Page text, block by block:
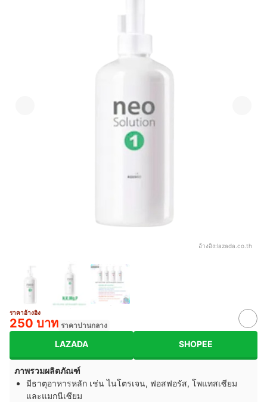
อ้างอิง:lazada.co.th
ราคาอ้างอิง
250 บาท ราคาปานกลาง
LAZADA SHOPEE
ภาพรวมผลิตภัณฑ์
มีธาตุอาหารหลัก เช่น ไนโตรเจน, ฟอสฟอรัส, โพแทสเซียม
และแมกนีเซียม